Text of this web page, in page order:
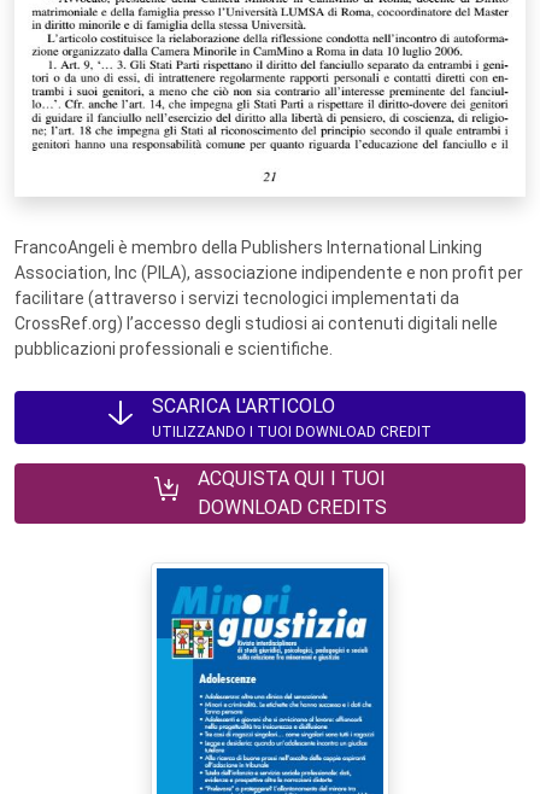
FrancoAngeli è membro della Publishers International Linking
Association, Inc (PILA), associazione indipendente e non profit per
facilitare (attraverso i servizi tecnologici implementati da
CrossRef.org) l’accesso degli studiosi ai contenuti digitali nelle
pubblicazioni professionali e scientifiche.
SCARICA L'ARTICOLO
UTILIZZANDO I TUOI DOWNLOAD CREDIT
ACQUISTA QUI I TUOI
DOWNLOAD CREDITS